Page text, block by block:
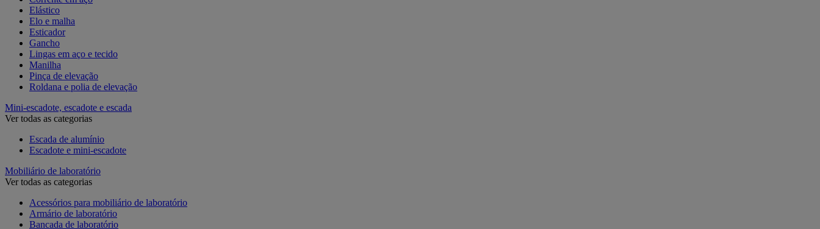
Elástico
Elo e malha
Esticador
Gancho
Lingas em aço e tecido
Manilha
Pinça de elevação
Roldana e polia de elevação
Mini-escadote, escadote e escada
Ver todas as categorias
Escada de alumínio
Escadote e mini-escadote
Mobiliário de laboratório
Ver todas as categorias
Acessórios para mobiliário de laboratório
Armário de laboratório
Bancada de laboratório